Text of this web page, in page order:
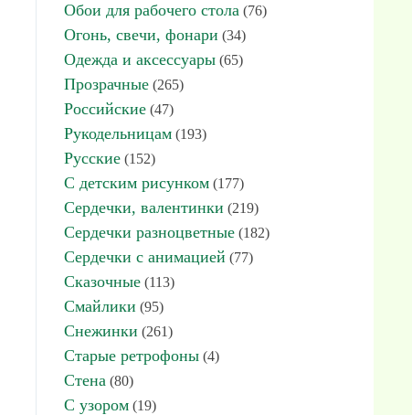
Обои для рабочего стола (76)
Огонь, свечи, фонари (34)
Одежда и аксессуары (65)
Прозрачные (265)
Российские (47)
Рукодельницам (193)
Русские (152)
С детским рисунком (177)
Сердечки, валентинки (219)
Сердечки разноцветные (182)
Сердечки с анимацией (77)
Сказочные (113)
Смайлики (95)
Снежинки (261)
Старые ретрофоны (4)
Стена (80)
С узором (19)